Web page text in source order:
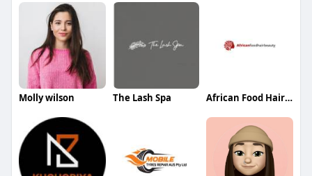
Molly wilson The Lash Spa African Food Hair Beauty